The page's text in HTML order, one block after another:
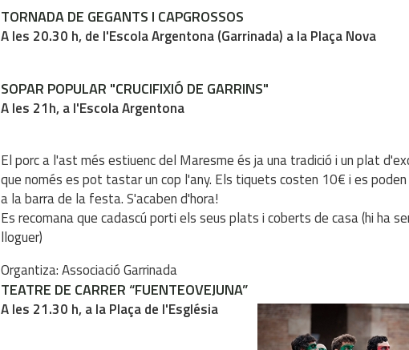
TORNADA DE GEGANTS I CAPGROSSOS
A les 20.30 h, de l'Escola Argentona (Garrinada) a la Plaça Nova
SOPAR POPULAR "CRUCIFIXIÓ DE GARRINS"
A les 21h, a l'Escola Argentona
El porc a l'ast més estiuenc del Maresme és ja una tradició i un plat
que només es pot tastar un cop l'any. Els tiquets costen 10€ i es poden
a la barra de la festa. S'acaben d'hora!
Es recomana que cadascú porti els seus plats i coberts de casa (hi ha
lloguer)
Organtiza: Associació Garrinada
TEATRE DE CARRER “FUENTEOVEJUNA”
A les 21.30 h, a la Plaça de l'Església